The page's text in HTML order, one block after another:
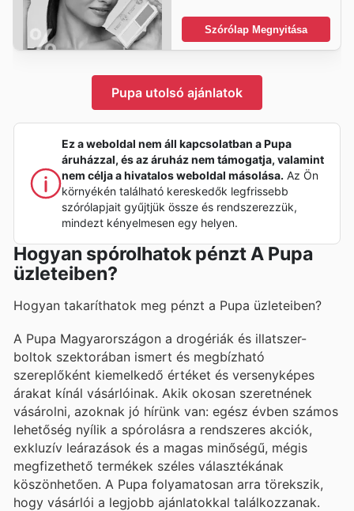
Szórólap Megnyitása
Pupa utolsó ajánlatok
Ez a weboldal nem áll kapcsolatban a Pupa
áruházzal, és az áruház nem támogatja, valamint
nem célja a hivatalos weboldal másolása. Az Ön
környékén található kereskedők legfrissebb
szórólapjait gyűjtjük össze és rendszerezzük,
mindezt kényelmesen egy helyen.
Hogyan spórolhatok pénzt A Pupa
üzleteiben?
Hogyan takaríthatok meg pénzt a Pupa üzleteiben?
A Pupa Magyarországon a drogériák és illatszer-
boltok szektorában ismert és megbízható
szereplőként kiemelkedő értéket és versenyképes
árakat kínál vásárlóinak. Akik okosan szeretnének
vásárolni, azoknak jó hírünk van: egész évben számos
lehetőség nyílik a spórolásra a rendszeres akciók,
exkluzív leárazások és a magas minőségű, mégis
megfizethető termékek széles választékának
köszönhetően. A Pupa folyamatosan arra törekszik,
hogy vásárlói a legjobb ajánlatokkal találkozzanak.